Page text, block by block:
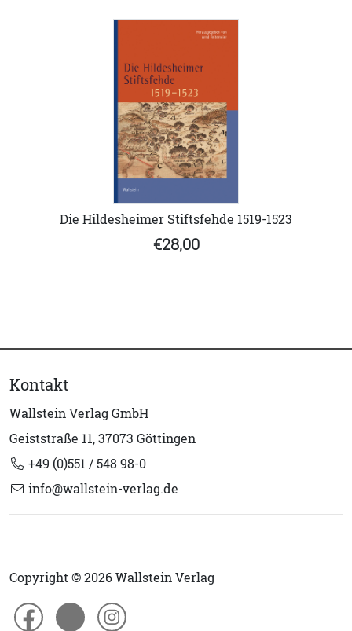
Die Hildesheimer Stiftsfehde 1519-1523
€28,00
Kontakt
Wallstein Verlag GmbH
Geiststraße 11, 37073 Göttingen
+49 (0)551 / 548 98-0
info@wallstein-verlag.de
Copyright © 2026 Wallstein Verlag